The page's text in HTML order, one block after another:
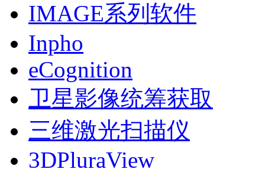
IMAGE系列软件
Inpho
eCognition
卫星影像统筹获取
三维激光扫描仪
3DPluraView